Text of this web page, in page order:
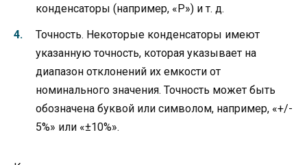
конденсаторы (например, «P») и т. д.
Точность. Некоторые конденсаторы имеют
указанную точность, которая указывает на
диапазон отклонений их емкости от
номинального значения. Точность может быть
обозначена буквой или символом, например, «+/-
5%» или «±10%».